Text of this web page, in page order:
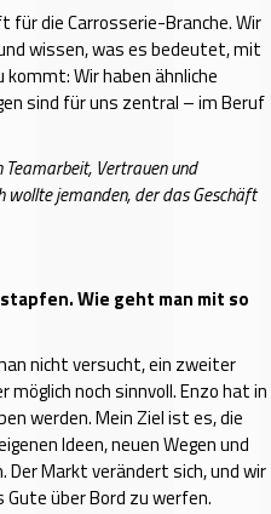
für die Carrosserie-Branche. Wir
wissen, was es bedeutet, mit
Wir haben ähnliche
sind für uns zentral – im Beruf
Vertrauen und
wollte jemanden, der das Geschäft
Wie geht man mit so
nicht versucht, ein zweiter
noch sinnvoll. Enzo hat in
werden. Mein Ziel ist es, die
Ideen, neuen Wegen und
Markt verändert sich, und wir
über Bord zu werfen.